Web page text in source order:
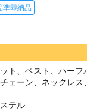
準即納品
ト、ベスト、ハー
ェーン、ネックレス
テル